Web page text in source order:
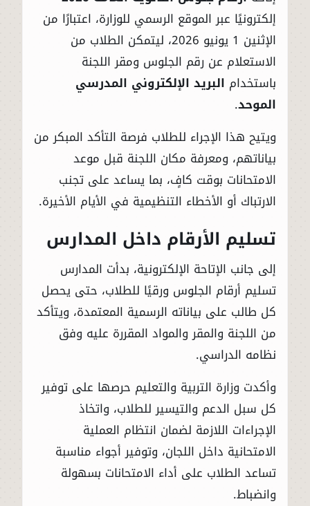
إلكترونيًا عبر الموقع الرسمي للوزارة، اعتبارًا من
الإثنين 1 يونيو 2026، ليتمكن الطلاب من
الاستعلام عن رقم الجلوس ومقر اللجنة
باستخدام البريد الإلكتروني المدرسي
الموحد.
ويتيح هذا الإجراء للطلاب فرصة التأكد المبكر من
بياناتهم، ومعرفة مكان اللجنة قبل موعد
الامتحانات بوقت كافٍ، بما يساعد على تجنب
الارتباك أو الأخطاء التنظيمية في الأيام الأخيرة.
تسليم الأرقام داخل المدارس
إلى جانب الإتاحة الإلكترونية، بدأت المدارس
تسليم أرقام الجلوس ورقيًا للطلاب، حتى يحصل
كل طالب على بياناته الرسمية المعتمدة، ويتأكد
من اللجنة والمقر والمواد المقررة عليه وفق
نظامه الدراسي.
وأكدت وزارة التربية والتعليم حرصها على توفير
كل سبل الدعم والتيسير للطلاب، واتخاذ
الإجراءات اللازمة لضمان انتظام العملية
الامتحانية داخل اللجان، وتوفير أجواء مناسبة
تساعد الطلاب على أداء الامتحانات بسهولة
وانضباط.